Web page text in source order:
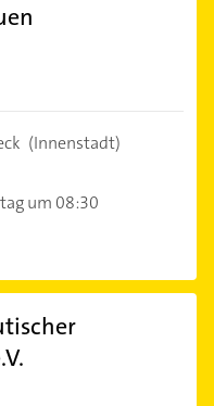
(Innenstadt)
um 08:30